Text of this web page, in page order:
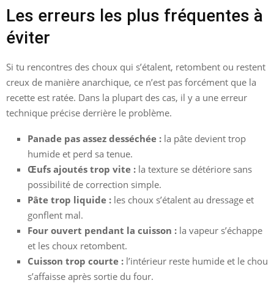
Les erreurs les plus fréquentes à
éviter
Si tu rencontres des choux qui s’étalent, retombent ou restent
creux de manière anarchique, ce n’est pas forcément que la
recette est ratée. Dans la plupart des cas, il y a une erreur
technique précise derrière le problème.
Panade pas assez desséchée : la pâte devient trop
humide et perd sa tenue.
Œufs ajoutés trop vite : la texture se détériore sans
possibilité de correction simple.
Pâte trop liquide : les choux s’étalent au dressage et
gonflent mal.
Four ouvert pendant la cuisson : la vapeur s’échappe
et les choux retombent.
Cuisson trop courte : l’intérieur reste humide et le chou
s’affaisse après sortie du four.